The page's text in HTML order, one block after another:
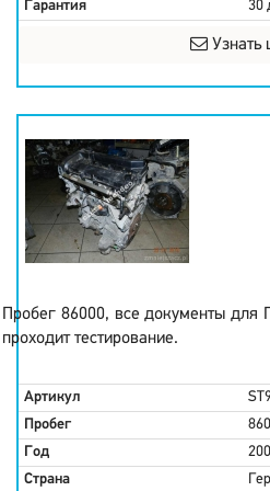
Гарантия
30
Узнать
Пробег 86000, все документы
проходит тестирование.
Артикул
Пробег
Год
Страна